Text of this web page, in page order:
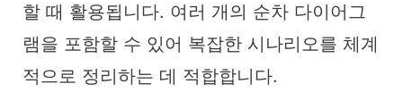
할 때 활용됩니다. 여러 개의 순차 다이어그
램을 포함할 수 있어 복잡한 시나리오를 체계
적으로 정리하는 데 적합합니다.